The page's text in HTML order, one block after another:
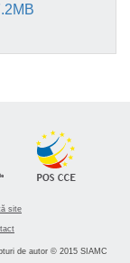
site
de autor © 2015 SIAMC